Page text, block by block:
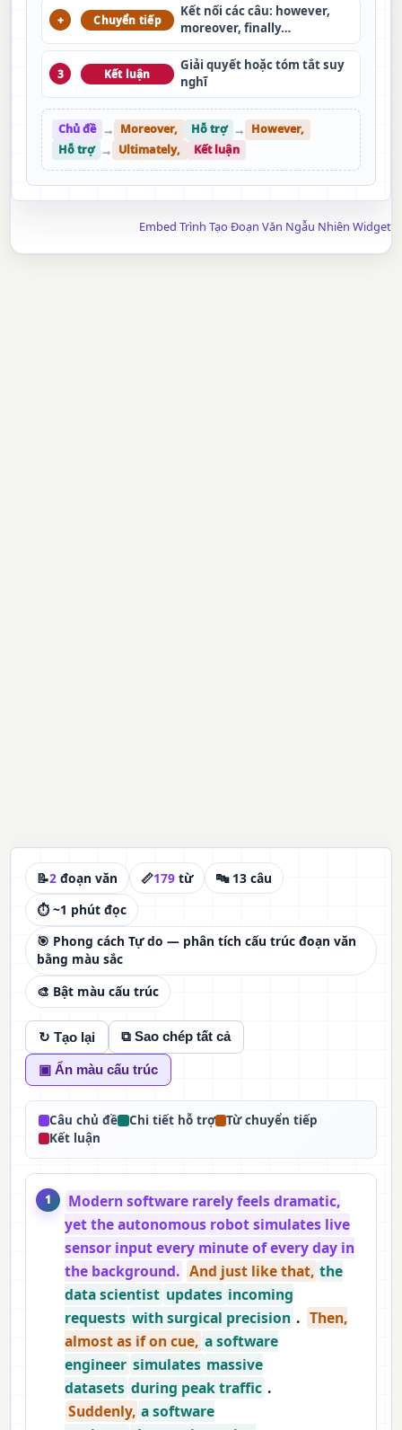
+ Chuyển tiếp
Kết nối các câu: however,
moreover, finally…
3 Kết luận
Giải quyết hoặc tóm tắt suy
nghĩ
Chủ đề → Moreover, Hỗ trợ → However,
Hỗ trợ → Ultimately, Kết luận
Embed Trình Tạo Đoạn Văn Ngẫu Nhiên Widget
📝2 đoạn văn 📏179 từ
🔤 13 câu
⏱ ~1 phút đọc
🎯 Phong cách Tự do — phân tích cấu trúc đoạn văn
bằng màu sắc
🎨 Bật màu cấu trúc
↻ Tạo lại ⧉ Sao chép tất cả
▣ Ẩn màu cấu trúc
Câu chủ đề Chi tiết hỗ trợ
Từ chuyển tiếp
Kết luận
1
Modern software rarely feels dramatic,
yet the autonomous robot simulates live
sensor input every minute of every day in
the background. And just like that, the
data scientist updates incoming
requests with surgical precision . Then,
almost as if on cue, a software
engineer simulates massive
datasets during peak traffic .
Suddenly, a software